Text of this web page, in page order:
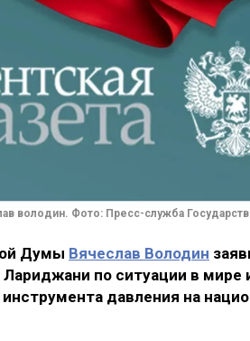
володин. Фото: Пресс-служба
Думы Вячеслав Володин
по ситуации в мире
давления на